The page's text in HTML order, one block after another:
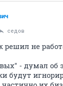
седов
не
- думал об
будут